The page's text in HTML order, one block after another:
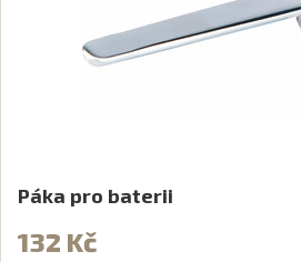
Páka pro baterii
132 Kč